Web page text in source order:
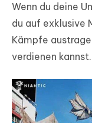
Wenn du deine
du auf exklusive
Kämpfe
verdienen kannst.